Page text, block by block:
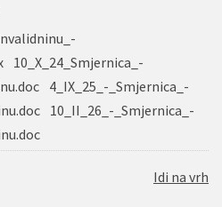
10_X_24_Smjernica_-
4_IX_25_-_Smjernica_-
10_II_26_-_Smjernica_-
Idi na vrh